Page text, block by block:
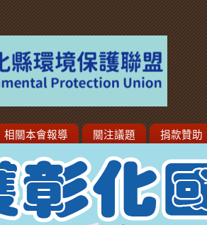
相關本會報導 關注議題 捐款贊助